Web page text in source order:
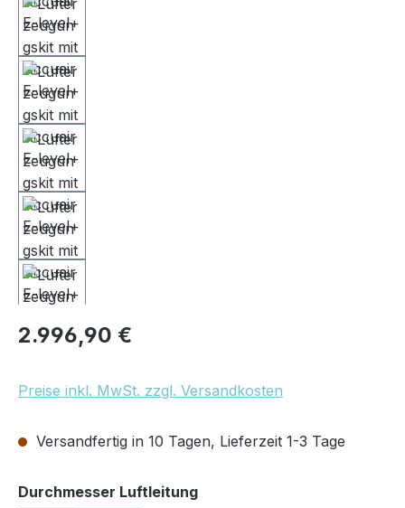
Regulärer Preis:
2.996,90 €
Preise inkl. MwSt. zzgl. Versandkosten
Versandfertig in 10 Tagen, Lieferzeit 1-3 Tage
Durchmesser Luftleitungauswählen